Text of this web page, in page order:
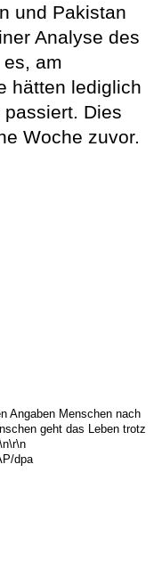
und Pakistan
Analyse des
am
hätten lediglich
Dies
Woche zuvor.
Angaben Menschen nach
geht das Leben trotz
dpa